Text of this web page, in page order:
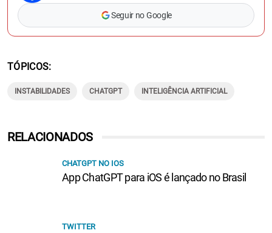
Seguir no Google
TÓPICOS
INSTABILIDADES CHATGPT INTELIGÊNCIA ARTIFICIAL
RELACIONADOS
CHATGPT NO IOS
App ChatGPT para iOS é lançado no Brasil
TWITTER